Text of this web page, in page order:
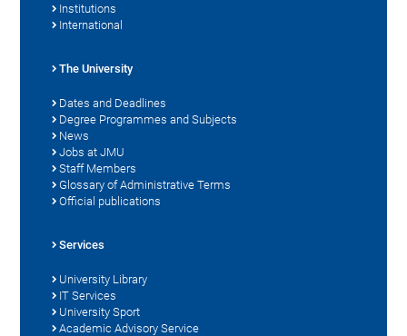
Institutions
International
The University
Dates and Deadlines
Degree Programmes and Subjects
News
Jobs at JMU
Staff Members
Glossary of Administrative Terms
Official publications
Services
University Library
IT Services
University Sport
Academic Advisory Service